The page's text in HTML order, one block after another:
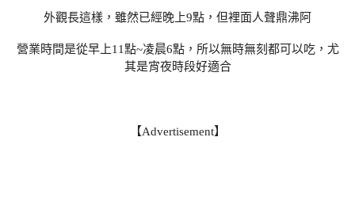
外觀長這樣，雖然已經晚上9點，但裡面人聲鼎沸阿
營業時間是從早上11點~凌晨6點，所以無時無刻都可以吃，尤
其是宵夜時段好適合
【Advertisement】